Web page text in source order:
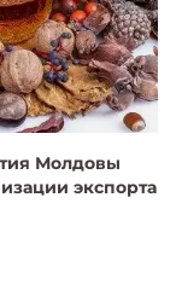
Молдовы
экспорта